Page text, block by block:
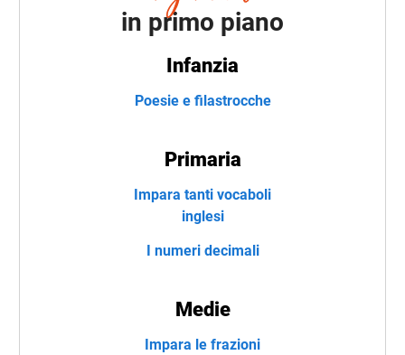
in primo piano
Infanzia
Poesie e filastrocche
Primaria
Impara tanti vocaboli
inglesi
I numeri decimali
Medie
Impara le frazioni